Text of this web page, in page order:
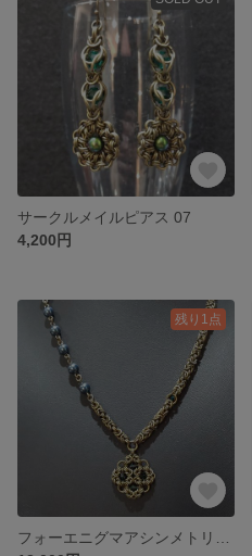
サークルメイルピアス 07
4,200円
残り1点